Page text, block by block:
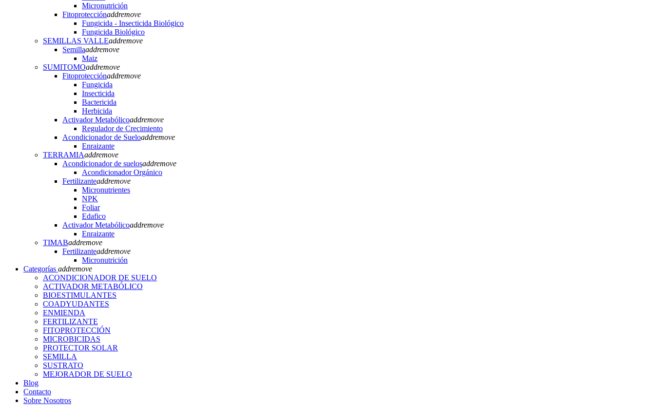
Micronutrición
Fitoprotecciónaddremove
Fungicida - Insecticida Biológico
Fungicida Biológico
SEMILLAS VALLEaddremove
Semillaaddremove
Maiz
SUMITOMOaddremove
Fitoprotecciónaddremove
Fungicida
Insecticida
Bactericida
Herbicida
Activador Metabólicoaddremove
Regulador de Crecimiento
Acondicionador de Sueloaddremove
Enraizante
TERRAMIAaddremove
Acondicionador de suelosaddremove
Acondicionador Orgánico
Fertilizanteaddremove
Micronutrientes
NPK
Foliar
Edafico
Activador Metabólicoaddremove
Enraizante
TIMABaddremove
Fertilizanteaddremove
Micronutrición
Categorías addremove
ACONDICIONADOR DE SUELO
ACTIVADOR METABÓLICO
BIOESTIMULANTES
COADYUDANTES
ENMIENDA
FERTILIZANTE
FITOPROTECCIÓN
MICROBICIDAS
PROTECTOR SOLAR
SEMILLA
SUSTRATO
MEJORADOR DE SUELO
Blog
Contacto
Sobre Nosotros